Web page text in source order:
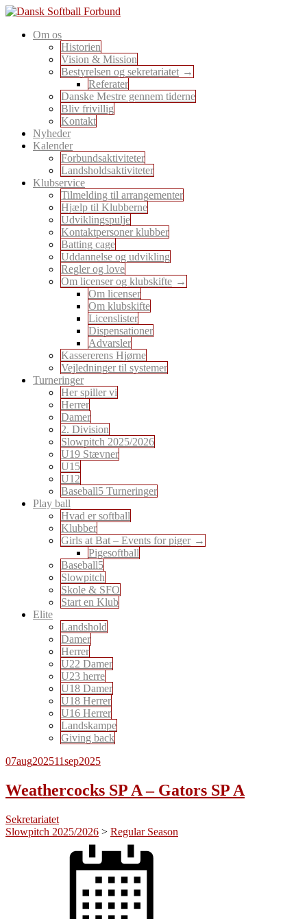
Skip
content
Dansk Softball Forbund
En sport for alle
Om os
Historien
Vision & Mission
Bestyrelsen og sekretariatet
Referater
Danske Mestre gennem tiderne
Bliv frivillig
Kontakt
Nyheder
Kalender
Forbundsaktiviteter
Landsholdsaktiviteter
Klubservice
Tilmelding til arrangementer
Hjælp til Klubberne
Udviklingspulje
Kontaktpersoner klubber
Batting cage
Uddannelse og udvikling
Regler og love
Om licenser og klubskifte
Om licenser
Om klubskifte
Licenslister
Dispensationer
Advarsler
Kassererens Hjørne
Vejledninger til systemer
Turneringer
Her spiller vi
Herrer
Damer
2. Division
Slowpitch 2025/2026
U19 Stævner
U15
U12
Baseball5 Turneringer
Play ball
Hvad er softball
Klubber
Girls at Bat – Events for piger
Pigesoftball
Baseball5
Slowpitch
Skole & SFO
Start en Klub
Elite
Landshold
Damer
Herrer
U22 Damer
U23 herre
U18 Damer
U18 Herrer
U16 Herrer
Landskampe
Giving back
07aug202511sep2025
Weathercocks SP A – Gators SP A
Sekretariatet
Slowpitch 2025/2026 > Regular Season